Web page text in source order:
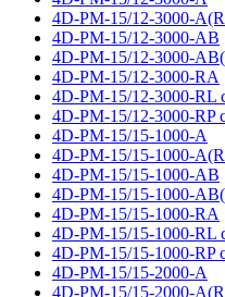
4D-PM-15/12-3000-
4D-PM-15/12-3000-AB
4D-PM-15/12-3000-
4D-PM-15/12-3000-RA
4D-PM-15/12-3000-RL
4D-PM-15/12-3000-RP
4D-PM-15/15-1000-A
4D-PM-15/15-1000-
4D-PM-15/15-1000-AB
4D-PM-15/15-1000-
4D-PM-15/15-1000-RA
4D-PM-15/15-1000-RL
4D-PM-15/15-1000-RP
4D-PM-15/15-2000-A
4D-PM-15/15-2000-